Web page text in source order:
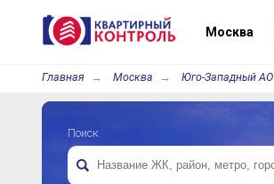
Москва
Главная Москва Юго-Западный АО
Поиск